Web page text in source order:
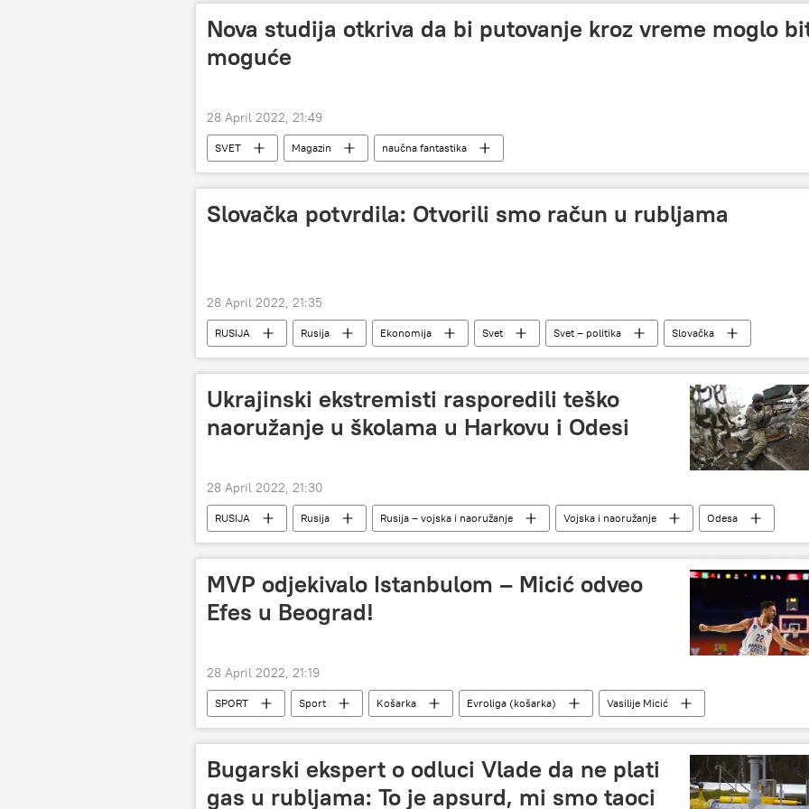
Nova studija otkriva da bi putovanje kroz vreme moglo
moguće
28 April 2022, 21:49
SVET Magazin naučna fantastika
Slovačka potvrdila: Otvorili smo račun u rubljama
28 April 2022, 21:35
RUSIJA Rusija Ekonomija Svet Svet – politika
Slovačka
ruski gas
Ruska rublja Specijalna operacija u Ukrajini
Ukrajinski ekstremisti rasporedili teško
naoružanje u školama u Harkovu i Odesi
28 April 2022, 21:30
RUSIJA Rusija Rusija – vojska i naoružanje Vojska i naoružanje
Odesa
Specijalna operacija u Ukrajini
Ukrajina
MVP odjekivalo Istanbulom – Micić odveo
Efes u Beograd!
28 April 2022, 21:19
SPORT Sport Košarka Evroliga (košarka) Vasilije Micić
Bugarski ekspert o odluci Vlade da ne plati
gas u rubljama: To je apsurd, mi smo taoci